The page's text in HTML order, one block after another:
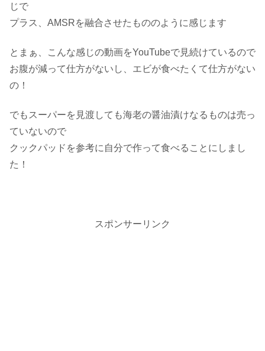
じで
プラス、AMSRを融合させたもののように感じます
とまぁ、こんな感じの動画をYouTubeで見続けているので
お腹が減って仕方がないし、エビが食べたくて仕方がない
の！
でもスーパーを見渡しても海老の醤油漬けなるものは売っ
ていないので
クックパッドを参考に自分で作って食べることにしまし
た！
スポンサーリンク